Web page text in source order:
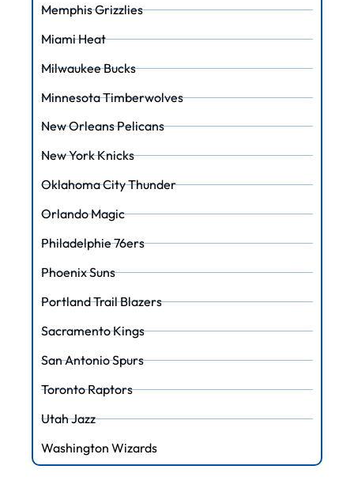
Memphis Grizzlies
Miami Heat
Milwaukee Bucks
Minnesota Timberwolves
New Orleans Pelicans
New York Knicks
Oklahoma City Thunder
Orlando Magic
Philadelphie 76ers
Phoenix Suns
Portland Trail Blazers
Sacramento Kings
San Antonio Spurs
Toronto Raptors
Utah Jazz
Washington Wizards